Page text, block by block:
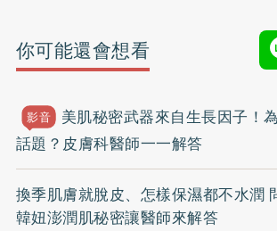
你可能還會想看
影音
美肌秘密武器來自生長因子！
話題？皮膚科醫師一一解答
換季肌膚就脫皮、怎樣保濕都不水潤
韓妞澎潤肌秘密讓醫師來解答